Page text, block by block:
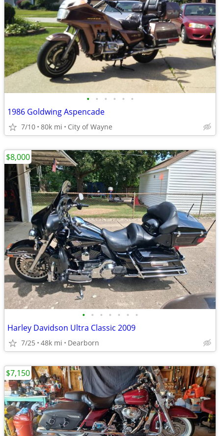
• • • • • •
1986 Goldwing Aspencade
7/10 80k mi City of Wayne
• • • • • • •
Harley Davidson Ultra Classic 2009
7/25 48k mi Dearborn
$8,000
$7,150